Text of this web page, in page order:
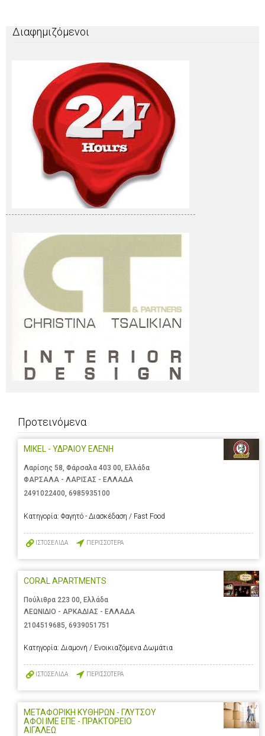
Διαφημιζόμενοι
Προτεινόμενα
MIKEL - ΥΔΡΑΙΟΥ ΕΛΕΝΗ
Λαρίσης 58, Φάρσαλα 403 00, Ελλάδα
ΦΑΡΣΑΛΑ - ΛΑΡΙΣΑΣ - ΕΛΛΑΔΑ
2491022400, 6985935100
Κατηγορία: Φαγητό - Διασκέδαση / Fast Food
ΙΣΤΟΣΕΛΙΔΑ ΠΕΡΙΣΣΟΤΕΡΑ
CORAL APARTMENTS
Πούλιθρα 223 00, Ελλάδα
ΛΕΩΝΙΔΙΟ - ΑΡΚΑΔΙΑΣ - ΕΛΛΑΔΑ
2104519685 6939051751
Κατηγορία: Διαμονή / Ενοικιαζόμενα Δωμάτια
ΙΣΤΟΣΕΛΙΔΑ ΠΕΡΙΣΣΟΤΕΡΑ
ΜΕΤΑΦΟΡΙΚΗ ΚΥΘΗΡΩΝ - ΓΛΥΤΣΟΥ
ΑΦΟΙ ΙΜΕ ΕΠΕ - ΠΡΑΚΤΟΡΕΙΟ
ΑΙΓΑΛΕΩ